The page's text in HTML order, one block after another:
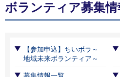
ボランティア募集情
【参加申込】ちいボラ～
地域未来ボランティア～